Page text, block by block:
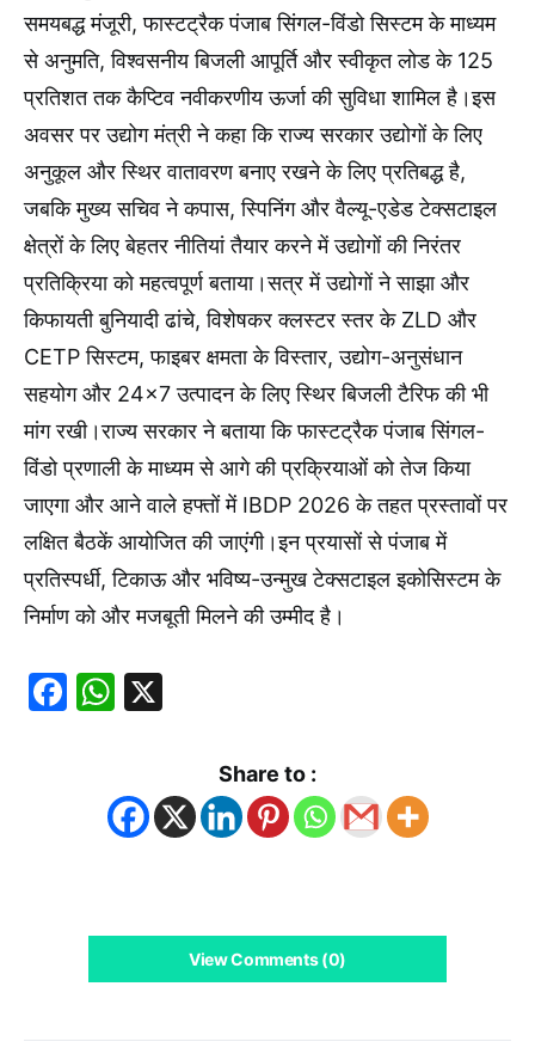
समयबद्ध मंजूरी, फास्टट्रैक पंजाब सिंगल-विंडो सिस्टम के माध्यम
से अनुमति, विश्वसनीय बिजली आपूर्ति और स्वीकृत लोड के 125
प्रतिशत तक कैप्टिव नवीकरणीय ऊर्जा की सुविधा शामिल है।इस
अवसर पर उद्योग मंत्री ने कहा कि राज्य सरकार उद्योगों के लिए
अनुकूल और स्थिर वातावरण बनाए रखने के लिए प्रतिबद्ध है,
जबकि मुख्य सचिव ने कपास, स्पिनिंग और वैल्यू-एडेड टेक्सटाइल
क्षेत्रों के लिए बेहतर नीतियां तैयार करने में उद्योगों की निरंतर
प्रतिक्रिया को महत्वपूर्ण बताया।सत्र में उद्योगों ने साझा और
किफायती बुनियादी ढांचे, विशेषकर क्लस्टर स्तर के ZLD और
CETP सिस्टम, फाइबर क्षमता के विस्तार, उद्योग-अनुसंधान
सहयोग और 24×7 उत्पादन के लिए स्थिर बिजली टैरिफ की भी
मांग रखी।राज्य सरकार ने बताया कि फास्टट्रैक पंजाब सिंगल-
विंडो प्रणाली के माध्यम से आगे की प्रक्रियाओं को तेज किया
जाएगा और आने वाले हफ्तों में IBDP 2026 के तहत प्रस्तावों पर
लक्षित बैठकें आयोजित की जाएंगी।इन प्रयासों से पंजाब में
प्रतिस्पर्धी, टिकाऊ और भविष्य-उन्मुख टेक्सटाइल इकोसिस्टम के
निर्माण को और मजबूती मिलने की उम्मीद है।
Facebook
WhatsApp
Share to :
View Comments (0)